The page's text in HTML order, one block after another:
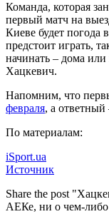
Команда, которая
первый матч на
Киеве будет погода
предстоит играть,
начинать – дома
Хацкевич.
Напомним, что
февраля, а ответный
По материалам:
iSport.ua
Источник
Share the post
АЕКе, ни о чем-